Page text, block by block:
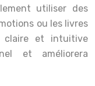
utiliser des
ou les livres
claire et intuitive
et améliorera